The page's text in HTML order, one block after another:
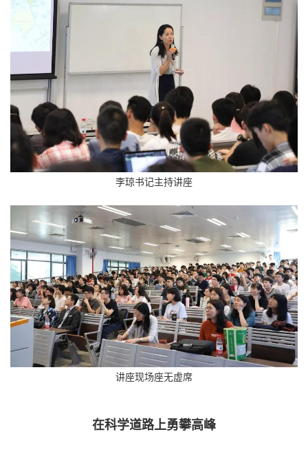
李琼书记主持讲座
讲座现场座无虚席
在科学道路上勇攀高峰